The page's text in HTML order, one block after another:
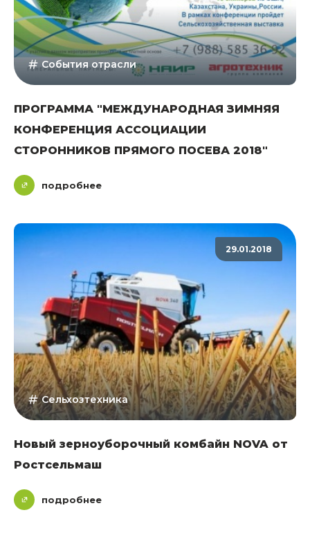
События отрасли
ПРОГРАММА "МЕЖДУНАРОДНАЯ ЗИМНЯЯ
КОНФЕРЕНЦИЯ АССОЦИАЦИИ
СТОРОННИКОВ ПРЯМОГО ПОСЕВА 2018"
подробнее
29.01.2018
Сельхозтехника
Новый зерноуборочный комбайн NOVA от
Ростсельмаш
подробнее